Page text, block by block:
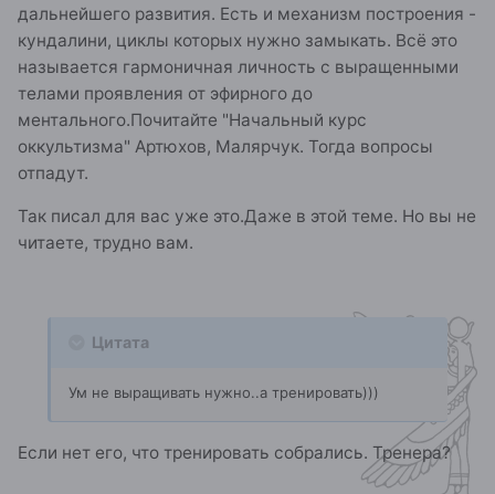
дальнейшего развития. Есть и механизм построения -
кундалини, циклы которых нужно замыкать. Всё это
называется гармоничная личность с выращенными
телами проявления от эфирного до
ментального.Почитайте "Начальный курс
оккультизма" Артюхов, Малярчук. Тогда вопросы
отпадут.
Так писал для вас уже это.Даже в этой теме. Но вы не
читаете, трудно вам.
Цитата
Ум не выращивать нужно..а тренировать)))
Если нет его, что тренировать собрались. Тренера?